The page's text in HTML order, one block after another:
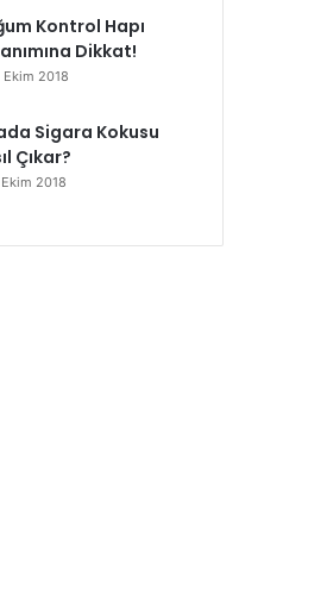
Kontrol Hapı
Dikkat!
Ekim 2018
Sigara Kokusu
Çıkar?
2018